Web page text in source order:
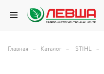
Главная – Каталог – STIHL –